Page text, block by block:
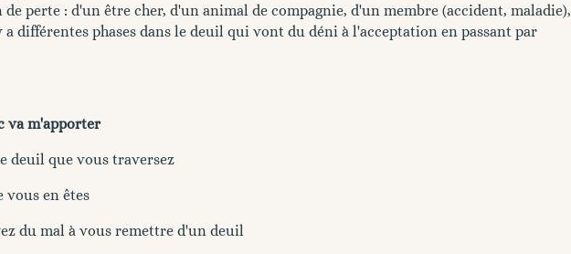
perte : d'un être cher, d'un animal de compagnie, d'un membre (accident, maladie),
différentes phases dans le deuil qui vont du déni à l'acceptation en passant par
va m'apporter
deuil que vous traversez
vous en êtes
du mal à vous remettre d'un deuil